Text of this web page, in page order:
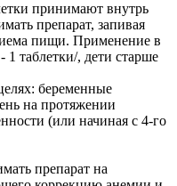
принимают внутрь
препарат, запивая
пищи. Применение в
1 таблетки/, дети старше
беременные
на протяжении
(или начиная с 4-го
препарат на